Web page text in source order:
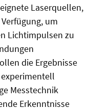
Laserquellen,
um
Lichtimpulsen zu
die Ergebnisse
Messtechnik
Erkenntnisse